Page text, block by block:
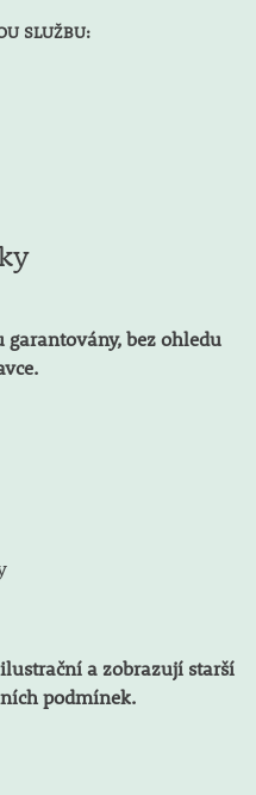
SLUŽBU:
garantovány, bez ohledu
a zobrazují starší
podmínek.